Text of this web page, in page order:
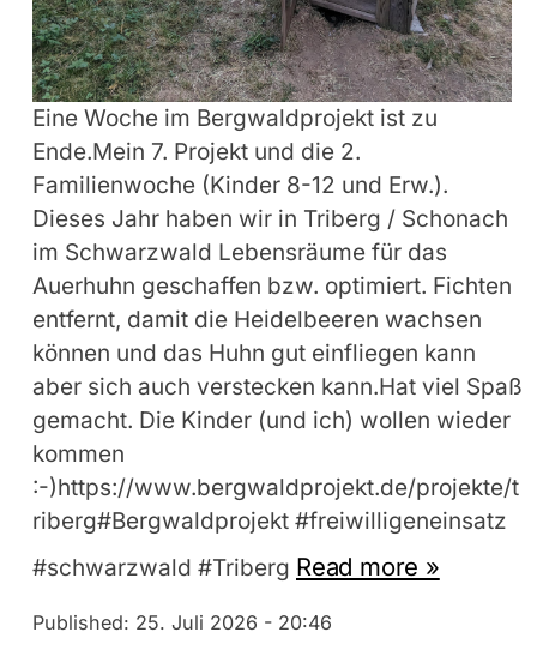
Eine Woche im Bergwaldprojekt ist zu
Ende.Mein 7. Projekt und die 2.
Familienwoche (Kinder 8-12 und Erw.).
Dieses Jahr haben wir in Triberg / Schonach
im Schwarzwald Lebensräume für das
Auerhuhn geschaffen bzw. optimiert. Fichten
entfernt, damit die Heidelbeeren wachsen
können und das Huhn gut einfliegen kann
aber sich auch verstecken kann.Hat viel Spaß
gemacht. Die Kinder (und ich) wollen wieder
kommen
:-)https://www.bergwaldprojekt.de/projekte/t
riberg#Bergwaldprojekt #freiwilligeneinsatz
#schwarzwald #Triberg Read more »
Published: 25. Juli 2026 - 20:46